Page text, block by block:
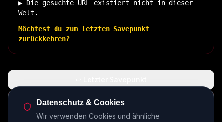
▶ Die gesuchte URL existiert nicht in dieser
Welt.
Möchtest du zum letzten Savepunkt
zurückkehren?
🏠 Zurück zur Basis
Datenschutz & Cookies
Wir verwenden Cookies und ähnliche